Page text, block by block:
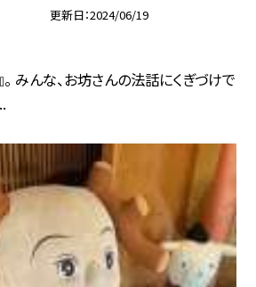
更新日 2024/06/19
みんな、お坊さんの法話にくぎづけで